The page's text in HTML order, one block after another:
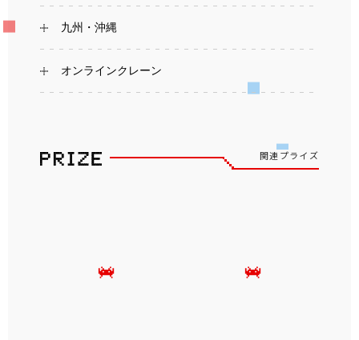
九州・沖縄
オンラインクレーン
関連プライズ